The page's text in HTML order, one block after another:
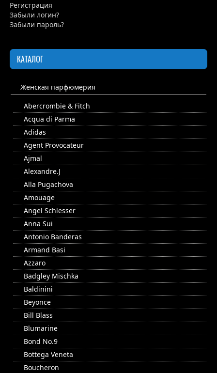
Регистрация
Забыли логин?
Забыли пароль?
КАТАЛОГ
Женская парфюмерия
Abercrombie & Fitch
Acqua di Parma
Adidas
Agent Provocateur
Ajmal
Alexandre.J
Alla Pugachova
Amouage
Angel Schlesser
Anna Sui
Antonio Banderas
Armand Basi
Azzaro
Badgley Mischka
Baldinini
Beyonce
Bill Blass
Blumarine
Bond No.9
Bottega Veneta
Boucheron